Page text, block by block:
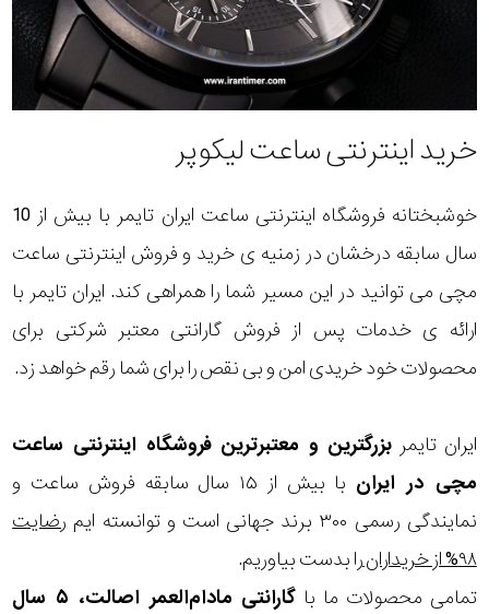
خرید اینترنتی ساعت لیکوپر
خوشبختانه فروشگاه اینترنتی ساعت ایران تایمر با بیش از 10
سال سابقه درخشان در زمنیه ی خرید و فروش اینترنتی ساعت
مچی می توانید در این مسیر شما را همراهی کند. ایران تایمر با
ارائه ی خدمات پس از فروش گارانتی معتبر شرکتی برای
محصولات خود خریدی امن و بی نقص را برای شما رقم خواهد زد.
ایران تایمر بزرگترین و معتبرترین فروشگاه اینترنتی ساعت
مچی در ایران
با بیش از ۱۵ سال سابقه فروش ساعت و
نمایندگی رسمی ۳۰۰ برند جهانی است و توانسته ایم
رضایت
۹۸% از خریداران
را بدست بیاوریم.
تمامی محصولات ما با
گارانتی مادام‌العمر اصالت، ۵ سال